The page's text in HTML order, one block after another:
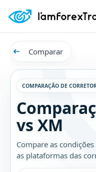
Comparar
COMPARAÇÃO DE
vs XM
Compare as
as plataformas das
XM. Descubra qual é